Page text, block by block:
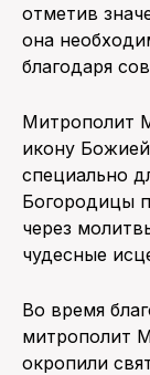
отметив
она
благодаря
Митрополит
икону
специально
Богородицы
через
чудесные
Во время
митрополит
окропили